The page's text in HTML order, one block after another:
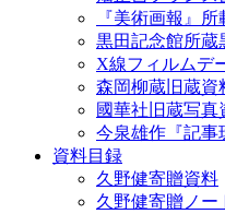
『美術画報』
黒田記念館所蔵
X線フィルムデ
森岡柳蔵旧蔵資
國華社旧蔵写真
今泉雄作『記事
資料目録
久野健寄贈資料
久野健寄贈ノー